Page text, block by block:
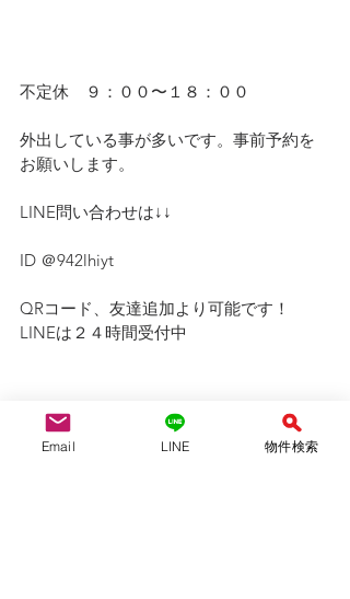
不定休　９：００〜１８：００
外出している事が多いです。事前予約を
お願いします。
LINE問い合わせは↓↓
ID ＠942lhiyt
QRコード、友達追加より可能です！
LINEは２４時間受付中
Email LINE 物件検索